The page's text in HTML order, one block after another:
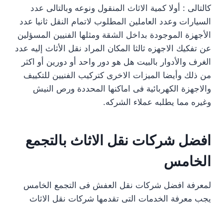
كالتالى : أولا كمية الاثاث المنقول ونوعه وبالتالى عدد
السيارات وعدد العاملين المطلوب لاتمام النقل ثانيا عدد
الأجهزة الموجودة بداخل الشقة ومثلها الفنيين المسؤلين
عن تفكيك الاجهزه ثالثا المكان المراد نقل الأثاث إليه عدد
الغرف والأدوار بالبيت هل هو دور واحد أو دورين أو اكثر
من ذلك وأيضا الميزات الاخرى كتركيب الفنيين للتكييف
والاجهزة الكهربائية فى اماكنها المحددة ورص النيش
وغيره مما يطلبه عملاء الشركه.
افضل شركات نقل الاثاث بالتجمع
الخامس
لمعرفة افضل شركات نقل العفش فى التجمع الخامس
يجب معرفة الخدمات التى تقدمها شركات نقل الاثاث